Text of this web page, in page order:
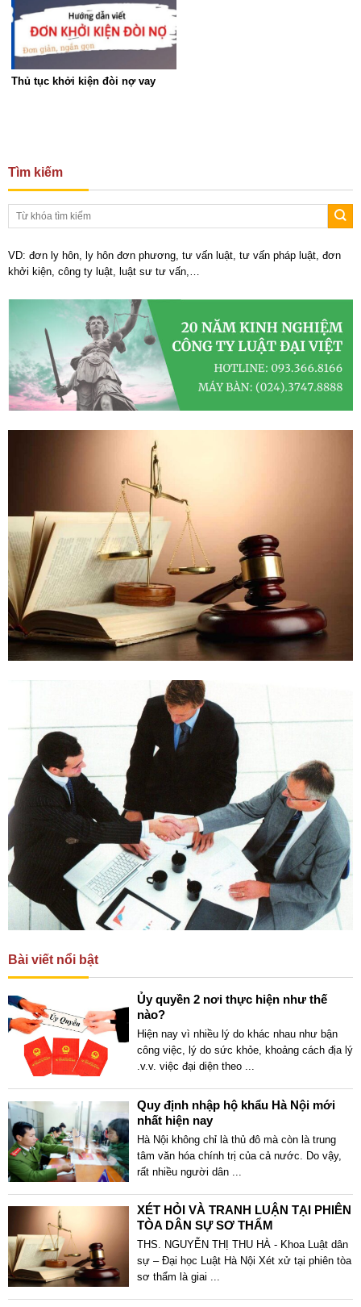
Thủ tục khởi kiện đòi nợ vay
Tìm kiếm
VD: đơn ly hôn, ly hôn đơn phương, tư vấn luật, tư vấn pháp luật, đơn
khởi kiện, công ty luật, luật sư tư vấn,…
Bài viết nổi bật
Ủy quyền 2 nơi thực hiện như thế
nào?
Hiện nay vì nhiều lý do khác nhau như bận
công việc, lý do sức khỏe, khoảng cách địa lý
.v.v. việc đại diện theo ...
Quy định nhập hộ khẩu Hà Nội mới
nhất hiện nay
Hà Nội không chỉ là thủ đô mà còn là trung
tâm văn hóa chính trị của cả nước. Do vậy,
rất nhiều người dân
XÉT HỎI VÀ TRANH LUẬN TẠI PHIÊN
TÒA DÂN SỰ SƠ THẨM
THS. NGUYỄN THỊ THU HÀ - Khoa Luật dân
sự – Đại học Luật Hà Nội Xét xử tại phiên tòa
sơ thẩm là giai ...